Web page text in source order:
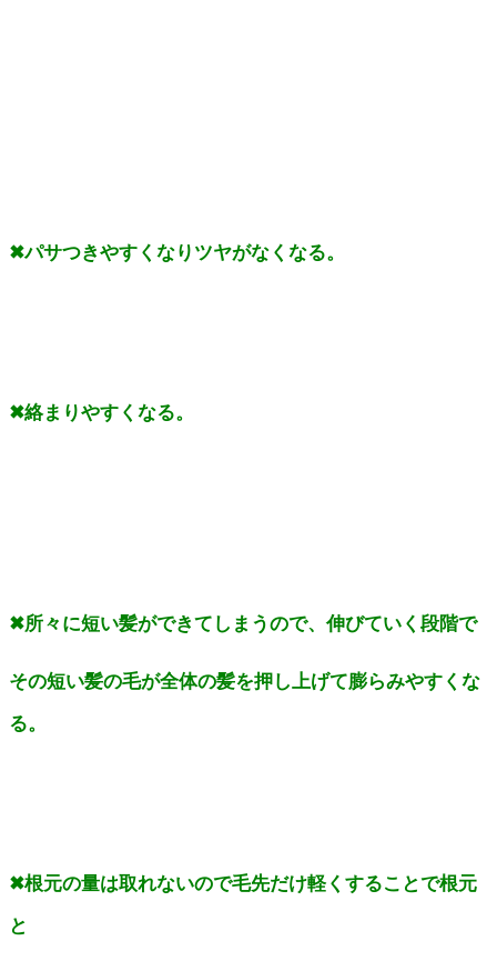
✖パサつきやすくなりツヤがなくなる。
✖絡まりやすくなる。
✖所々に短い髪ができてしまうので、伸びていく段階で
その短い髪の毛が全体の髪を押し上げて膨らみやすくな
る。
✖根元の量は取れないので毛先だけ軽くすることで根元
と